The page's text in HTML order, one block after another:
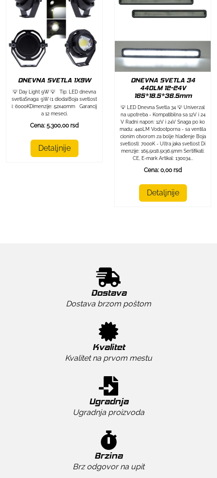
DNEVNA SVETLA 1X9W
💡 Day Light 9W 💡 Tip: LED dnevna
svetlaSnaga: 9W (1 dioda)Boja svetlost
i: 6000KDimenzije: 52x40mm Garancij
a 12 meseci.
Cena: 5.300,00 rsd
Detaljnije
DNEVNA SVETLA 34
440LM 12-24V
165*18.5*36.5mm
💡 LED Dnevna Svetla 34 💡 Univerzal
na upotreba - Kompatibilna sa 12V i 24
V Radni napon: 12V i 24V Snaga po ko
madu: 440LM Vodootporna - sa ventila
cionim otvorom za bolje hlađenje Boja
svetlosti: 7000K - Ultra jaka svetlost Di
menzije: 165.5x18.5x36.5mm Sertifikati:
CE, E-mark Artikal: 130034...
Cena: 0,00 rsd
Detaljnije
Dostava
Dostava brzom poštom
Kvalitet
Kvalitet na prvom mestu
Ugradnja
Ugradnja proizvoda
Brzina
Brz odgovor na upit